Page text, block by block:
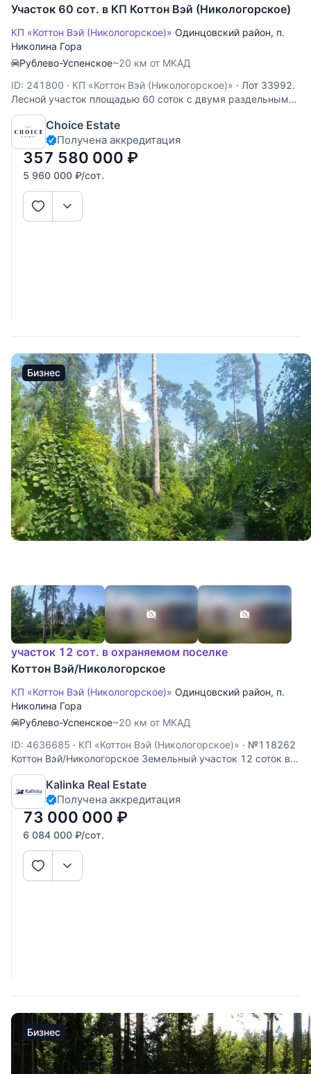
Участок 60 сот. в КП Коттон Вэй (Никологорское)
КП «Коттон Вэй (Никологорское)» Одинцовский район, п.
Николина Гора
Рублево-Успенское~20 км от МКАД
ID: 241800 · КП «Коттон Вэй (Никологорское)» · Лот 33992.
Лесной участок площадью 60 соток с двумя раздельными
въездами в охраняемом коттеджном посёлке
"Никологорское". Участок подключен к центральным
коммуникациям, а также на нём выполнен ландшафтный
дизайн, растут многолетние деревья, обустроен
Choice Estate
Получена аккредитация
357 580 000 ₽
5 960 000 ₽/сот.
Бизнес
участок 12 сот. в охраняемом поселке
Коттон Вэй/Никологорское
КП «Коттон Вэй (Никологорское)» Одинцовский район, п.
Николина Гора
Рублево-Успенское~20 км от МКАД
ID: 4636685 · КП «Коттон Вэй (Никологорское)» · №118262
Коттон Вэй/Никологорское Земельный участок 12 соток в
самом центре стародачного охраняемого поселка
Никологорское (Коттон Вей). Участок лесной,
прямоугольной формы, огорожен капитальным бетонным
забором с освещением. Коммуникации заведены
Kalinka Real Estate
Получена аккредитация
73 000 000 ₽
6 084 000 ₽/сот.
Бизнес